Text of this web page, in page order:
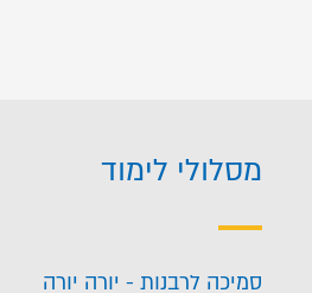
מסלולי לימוד
סמיכה לרבנות - יורה יורה